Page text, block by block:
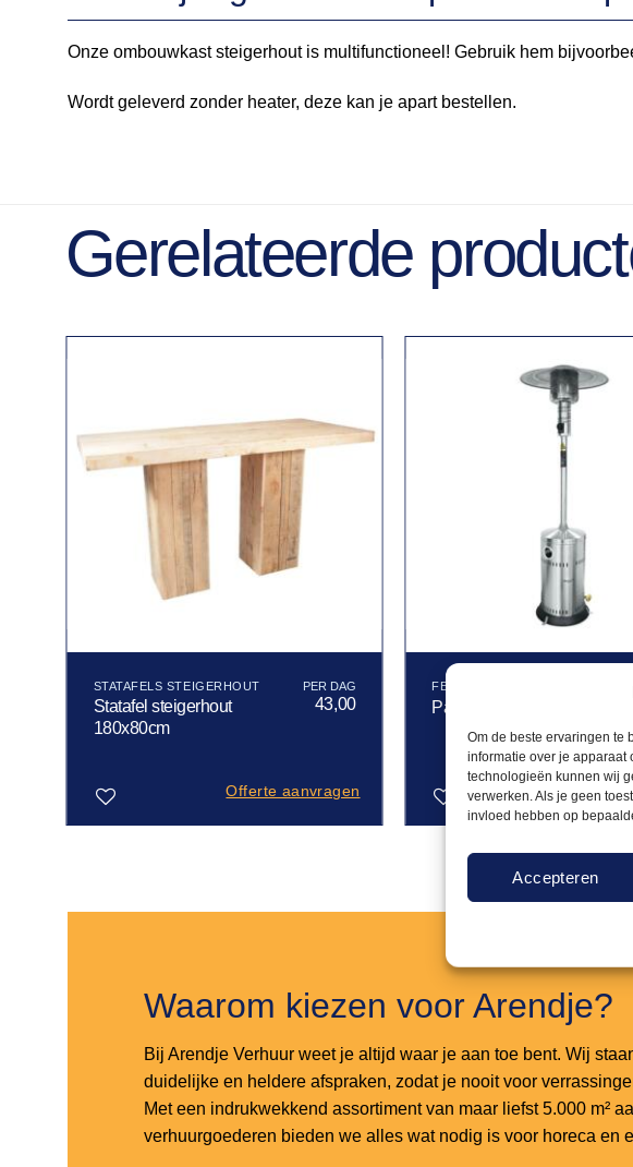
Om de beste ervaringen te
informatie over je apparaat
technologieën kunnen wij
verwerken. Als je geen
invloed hebben op
Accepteren
Onze ombouwkast steigerhout is multifunctioneel! Gebruik hem
Wordt geleverd zonder heater, deze kan je apart bestellen.
Gerelateerde
STATAFELS STEIGERHOUT
Statafel steigerhout
180x80cm
43,00
Offerte aanvragen
FESTIVAL
Paddenstoelheater RVS
Offerte
Waarom kiezen voor Arendje?
Bij Arendje Verhuur weet je altijd waar je aan toe bent. Wij
duidelijke en heldere afspraken, zodat je nooit voor
Met een indrukwekkend assortiment van maar liefst 5.000 m²
verhuurgoederen bieden we alles wat nodig is voor horeca en